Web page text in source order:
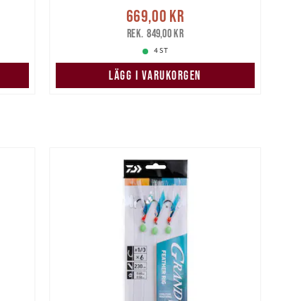
Nuvarande pris
Tidigare pris
669,00 kr
849,00 kr
4 ST
LÄGG I VARUKORGEN